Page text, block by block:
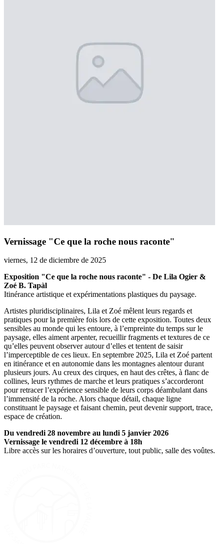
Vernissage "Ce que la roche nous raconte"
viernes, 12 de diciembre de 2025
Exposition "Ce que la roche nous raconte" - De Lila Ogier &
Zoé B. Tapàl
Itinérance artistique et expérimentations plastiques du paysage.
Artistes pluridisciplinaires, Lila et Zoé mêlent leurs regards et
pratiques pour la première fois lors de cette exposition. Toutes deux
sensibles au monde qui les entoure, à l’empreinte du temps sur le
paysage, elles aiment arpenter, recueillir fragments et textures de ce
qu’elles peuvent observer autour d’elles et tentent de saisir
l’imperceptible de ces lieux. En septembre 2025, Lila et Zoé partent
en itinérance et en autonomie dans les montagnes alentour durant
plusieurs jours. Au creux des cirques, en haut des crêtes, à flanc de
collines, leurs rythmes de marche et leurs pratiques s’accorderont
pour retracer l’expérience sensible de leurs corps déambulant dans
l’immensité de la roche. Alors chaque détail, chaque ligne
constituant le paysage et faisant chemin, peut devenir support, trace,
espace de création.
Du vendredi 28 novembre au lundi 5 janvier 2026
Vernissage le vendredi 12 décembre à 18h
Libre accès sur les horaires d’ouverture, tout public, salle des voûtes.